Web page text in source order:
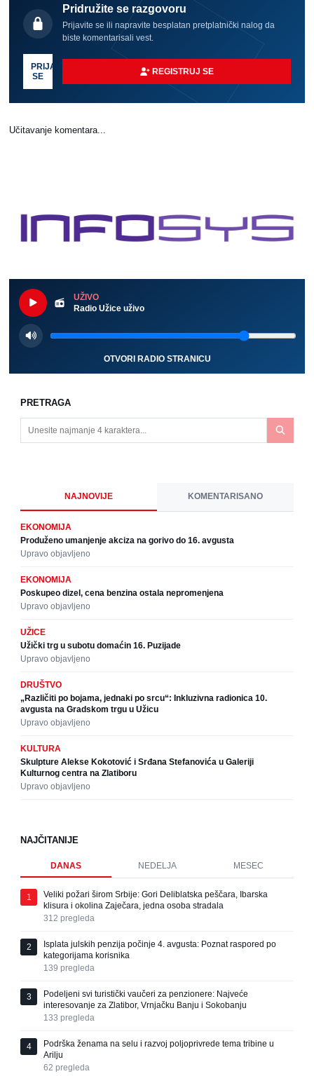
Pridružite se razgovoru
Prijavite se ili napravite besplatan pretplatnički nalog da
biste komentarisali vest.
PRIJAVI
SE
REGISTRUJ SE
Učitavanje komentara...
UŽIVO
Radio Užice uživo
OTVORI RADIO STRANICU
PRETRAGA
NAJNOVIJE KOMENTARISANO
EKONOMIJA
Produženo umanjenje akciza na gorivo do 16. avgusta
Upravo objavljeno
EKONOMIJA
Poskupeo dizel, cena benzina ostala nepromenjena
Upravo objavljeno
UŽICE
Užički trg u subotu domaćin 16. Puzijade
Upravo objavljeno
DRUŠTVO
„Različiti po bojama, jednaki po srcu“: Inkluzivna radionica 10.
avgusta na Gradskom trgu u Užicu
Upravo objavljeno
KULTURA
Skulpture Alekse Kokotović i Srđana Stefanovića u Galeriji
Kulturnog centra na Zlatiboru
Upravo objavljeno
NAJČITANIJE
DANAS NEDELJA MESEC
1
Veliki požari širom Srbije: Gori Deliblatska peščara, Ibarska
klisura i okolina Zaječara, jedna osoba stradala
312 pregleda
2
Isplata julskih penzija počinje 4. avgusta: Poznat raspored po
kategorijama korisnika
139 pregleda
3
Podeljeni svi turistički vaučeri za penzionere: Najveće
interesovanje za Zlatibor, Vrnjačku Banju i Sokobanju
133 pregleda
4
Podrška ženama na selu i razvoj poljoprivrede tema tribine u
Arilju
62 pregleda